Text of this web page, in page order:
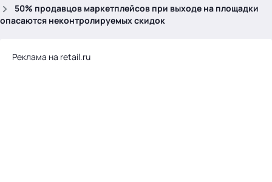
50% продавцов маркетплейсов при выходе на площадки
опасаются неконтролируемых скидок
Реклама на retail.ru